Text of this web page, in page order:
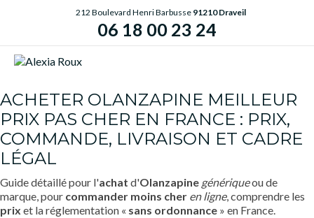
212 Boulevard Henri Barbusse 91210 Draveil
06 18 00 23 24
ACHETER OLANZAPINE MEILLEUR
PRIX PAS CHER EN FRANCE : PRIX,
COMMANDE, LIVRAISON ET CADRE
LÉGAL
Guide détaillé pour l'achat d'Olanzapine génériqueou de
marque, pour commander moins cher en ligne, comprendre les
prix et la réglementation « sans ordonnance » en France.